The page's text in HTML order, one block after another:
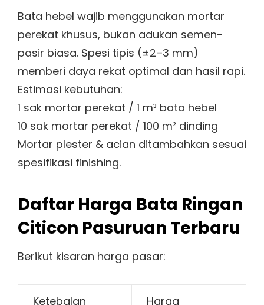
Bata hebel wajib menggunakan mortar
perekat khusus, bukan adukan semen-
pasir biasa. Spesi tipis (±2–3 mm)
memberi daya rekat optimal dan hasil rapi.
Estimasi kebutuhan:
1 sak mortar perekat / 1 m³ bata hebel
10 sak mortar perekat / 100 m² dinding
Mortar plester & acian ditambahkan sesuai
spesifikasi finishing.
Daftar Harga Bata Ringan
Citicon Pasuruan Terbaru
Berikut kisaran harga pasar:
Ketebalan
Harga